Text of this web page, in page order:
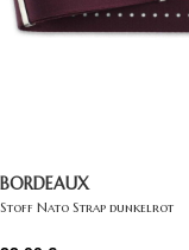
BORDEAUX
Stoff Nato Strap dunkelrot